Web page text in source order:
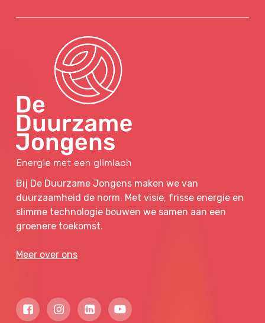
Bij De Duurzame Jongens maken we van
duurzaamheid de norm. Met visie, frisse energie en
slimme technologie bouwen we samen aan een
groenere toekomst.
Meer over ons